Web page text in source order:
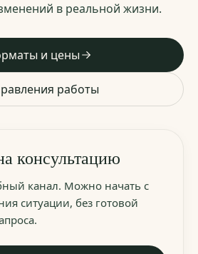
в реальной жизни.
и цены
работы
консультацию
канал. Можно начать с
ситуации, без готовой